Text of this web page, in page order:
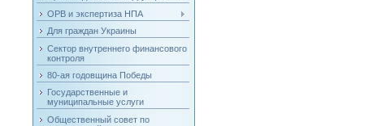
ОРВ и экспертиза НПА
Для граждан Украины
Сектор внутреннего финансового
контроля
80-ая годовщина Победы
Государственные и
муниципальные услуги
Общественный совет по